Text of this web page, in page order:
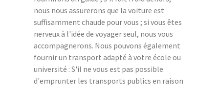
nous nous assurerons que la voiture est
suffisamment chaude pour vous ; si vous êtes
nerveux à l'idée de voyager seul, nous vous
accompagnerons. Nous pouvons également
fournir un transport adapté à votre école ou
université : S'il ne vous est pas possible
d'emprunter les transports publics en raison